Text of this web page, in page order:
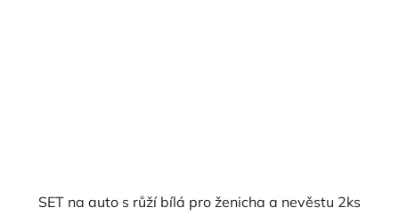
SET na auto s růží bílá pro ženicha a nevěstu 2ks